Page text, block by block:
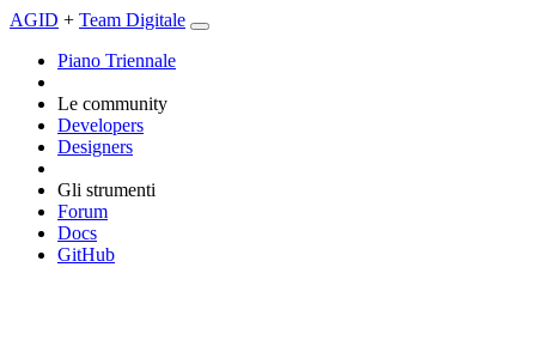
AGID + Team Digitale
Piano Triennale
Le community
Developers
Designers
Gli strumenti
Forum
Docs
GitHub